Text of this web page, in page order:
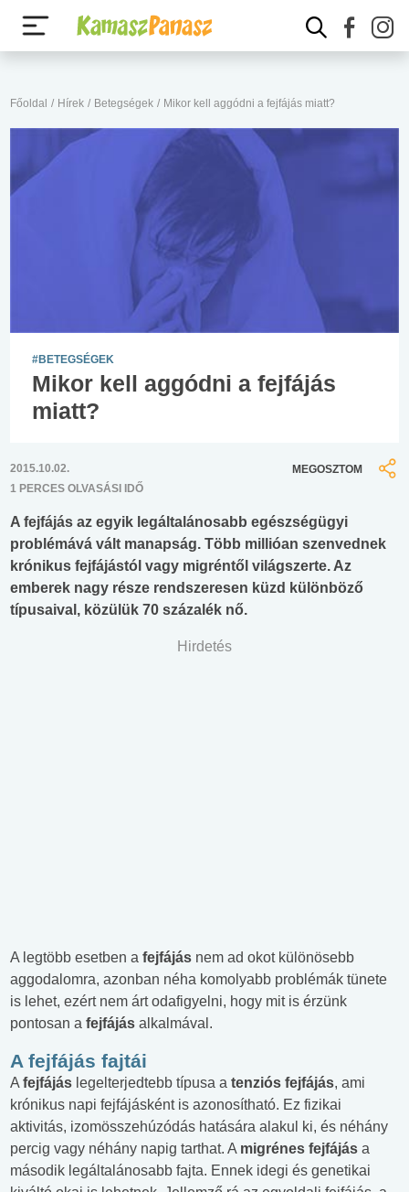
Főoldal / Hírek / Betegségek / Mikor kell aggódni a fejfájás miatt?
#BETEGSÉGEK
Mikor kell aggódni a fejfájás
miatt?
2015.10.02.
1 PERCES OLVASÁSI IDŐ
MEGOSZTOM
A fejfájás az egyik legáltalánosabb egészségügyi
problémává vált manapság. Több millióan szenvednek
krónikus fejfájástól vagy migréntől világszerte. Az
emberek nagy része rendszeresen küzd különböző
típusaival, közülük 70 százalék nő.
Hirdetés
A legtöbb esetben a fejfájás nem ad okot különösebb
aggodalomra, azonban néha komolyabb problémák tünete
is lehet, ezért nem árt odafigyelni, hogy mit is érzünk
pontosan a fejfájás alkalmával.
A fejfájás fajtái
A fejfájás legelterjedtebb típusa a tenziós fejfájás, ami
krónikus napi fejfájásként is azonosítható. Ez fizikai
aktivitás, izomösszehúzódás hatására alakul ki, és néhány
percig vagy néhány napig tarthat. A migrénes fejfájás a
második legáltalánosabb fajta. Ennek idegi és genetikai